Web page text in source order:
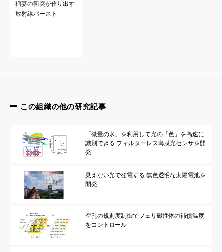
稲妻の衝突が作り出す
放射線バースト
この組織の他の研究記事
「微量の水」を利用して光の「色」を高速に
識別できる フィルターレス薄膜光センサを開
発
見えない光で発電する 無色透明な太陽電池を
開発
空孔の規則度制御でフェリ磁性体の補償温度
をコントロール